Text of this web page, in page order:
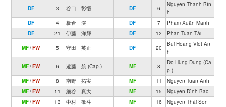
DF 3 谷口 彰悟 DF 6
Nguyen Thanh Bìn
h
DF
4 板倉 滉 DF 7
Pham Xuân Manh
DF
21 伊藤 洋輝 DF 12 Phan Tuan Tài
MF/FW 5 守田 英正 DF 20
Bùi Hoàng Viet An
h
MF/FW 6 遠藤 航 (Cap.) MF 8
Do Hùng Dung (Ca
p.)
MF/FW 8 南野 拓実 MF 11
Nguyen Tuan Anh
MF/FW 11 細谷 真大 MF 15
Nguyen Dình Bac
MF/FW 13 中村 敬斗 MF 16
Nguyen Thái Son